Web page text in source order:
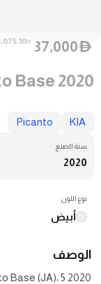
D
37,000
≈$10,075.10
Base 2020
KIA
Picanto
سنة الصنع
2020
نوع اللون
أبيض
الوصف